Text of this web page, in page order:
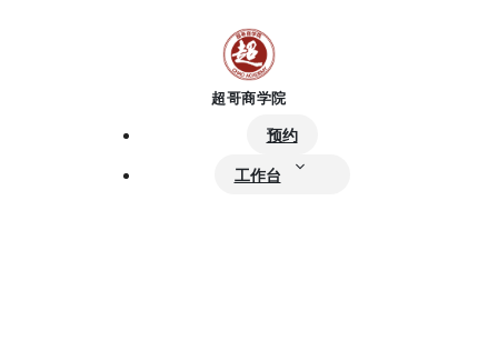
预约
工作台